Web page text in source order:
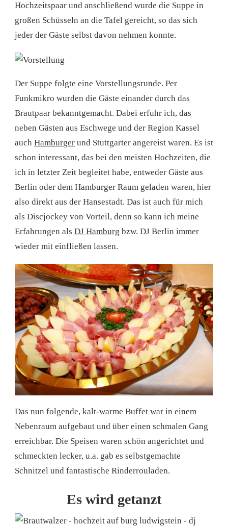
Hochzeitspaar und anschließend wurde die Suppe in
großen Schüsseln an die Tafel gereicht, so das sich
jeder der Gäste selbst davon nehmen konnte.
Der Suppe folgte eine Vorstellungsrunde. Per
Funkmikro wurden die Gäste einander durch das
Brautpaar bekanntgemacht. Dabei erfuhr ich, das
neben Gästen aus Eschwege und der Region Kassel
auch Hamburger und Stuttgarter angereist waren. Es ist
schon interessant, das bei den meisten Hochzeiten, die
ich in letzter Zeit begleitet habe, entweder Gäste aus
Berlin oder dem Hamburger Raum geladen waren, hier
also direkt aus der Hansestadt. Das ist auch für mich
als Discjockey von Vorteil, denn so kann ich meine
Erfahrungen als DJ Hamburg bzw. DJ Berlin immer
wieder mit einfließen lassen.
Das nun folgende, kalt-warme Buffet war in einem
Nebenraum aufgebaut und über einen schmalen Gang
erreichbar. Die Speisen waren schön angerichtet und
schmeckten lecker, u.a. gab es selbstgemachte
Schnitzel und fantastische Rinderrouladen.
Es wird getanzt